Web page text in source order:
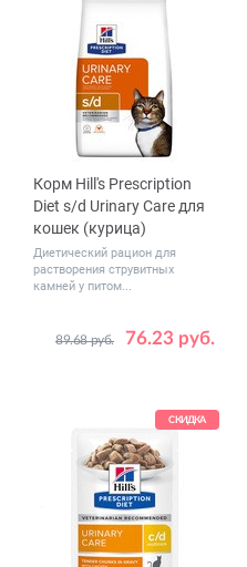
Корм Hill's Prescription
Diet s/d Urinary Care для
кошек (курица)
Диетический рацион для
растворения струвитных
камней у питом...
76.23 руб.
89.68 руб.
Вес, кг 1.5 3
СКИДКА